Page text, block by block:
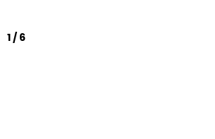
1 / 6